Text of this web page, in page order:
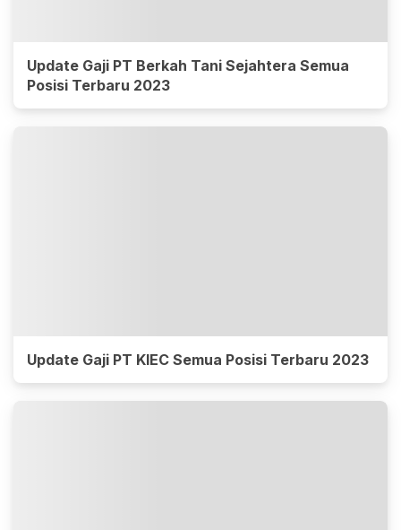
Update Gaji PT Berkah Tani Sejahtera Semua
Posisi Terbaru 2023
Update Gaji PT KIEC Semua Posisi Terbaru 2023